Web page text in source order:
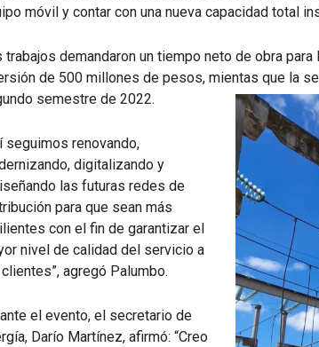
móvil y contar con una nueva capacidad total
trabajos demandaron un tiempo neto de obra
de 500 millones de pesos, mientas que la
semestre de 2022.
seguimos renovando,
digitalizando y
las futuras redes de
para que sean más
con el fin de garantizar el
nivel de calidad del servicio a
clientes”, agregó Palumbo.
el evento, el secretario de
Darío Martínez, afirmó: “Creo